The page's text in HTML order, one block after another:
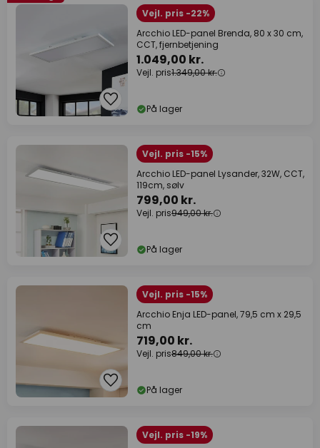
Vejl. pris -22%
Arcchio LED-panel Brenda, 80 x 30 cm,
CCT, fjernbetjening
1.049,00 kr.
Vejl. pris1.349,00 kr.
På lager
Vejl. pris -15%
Arcchio LED-panel Lysander, 32W, CCT,
119cm, sølv
799,00 kr.
Vejl. pris949,00 kr.
På lager
Vejl. pris -15%
Arcchio Enja LED-panel, 79,5 cm x 29,5
cm
719,00 kr.
Vejl. pris849,00 kr.
På lager
Vejl. pris -19%